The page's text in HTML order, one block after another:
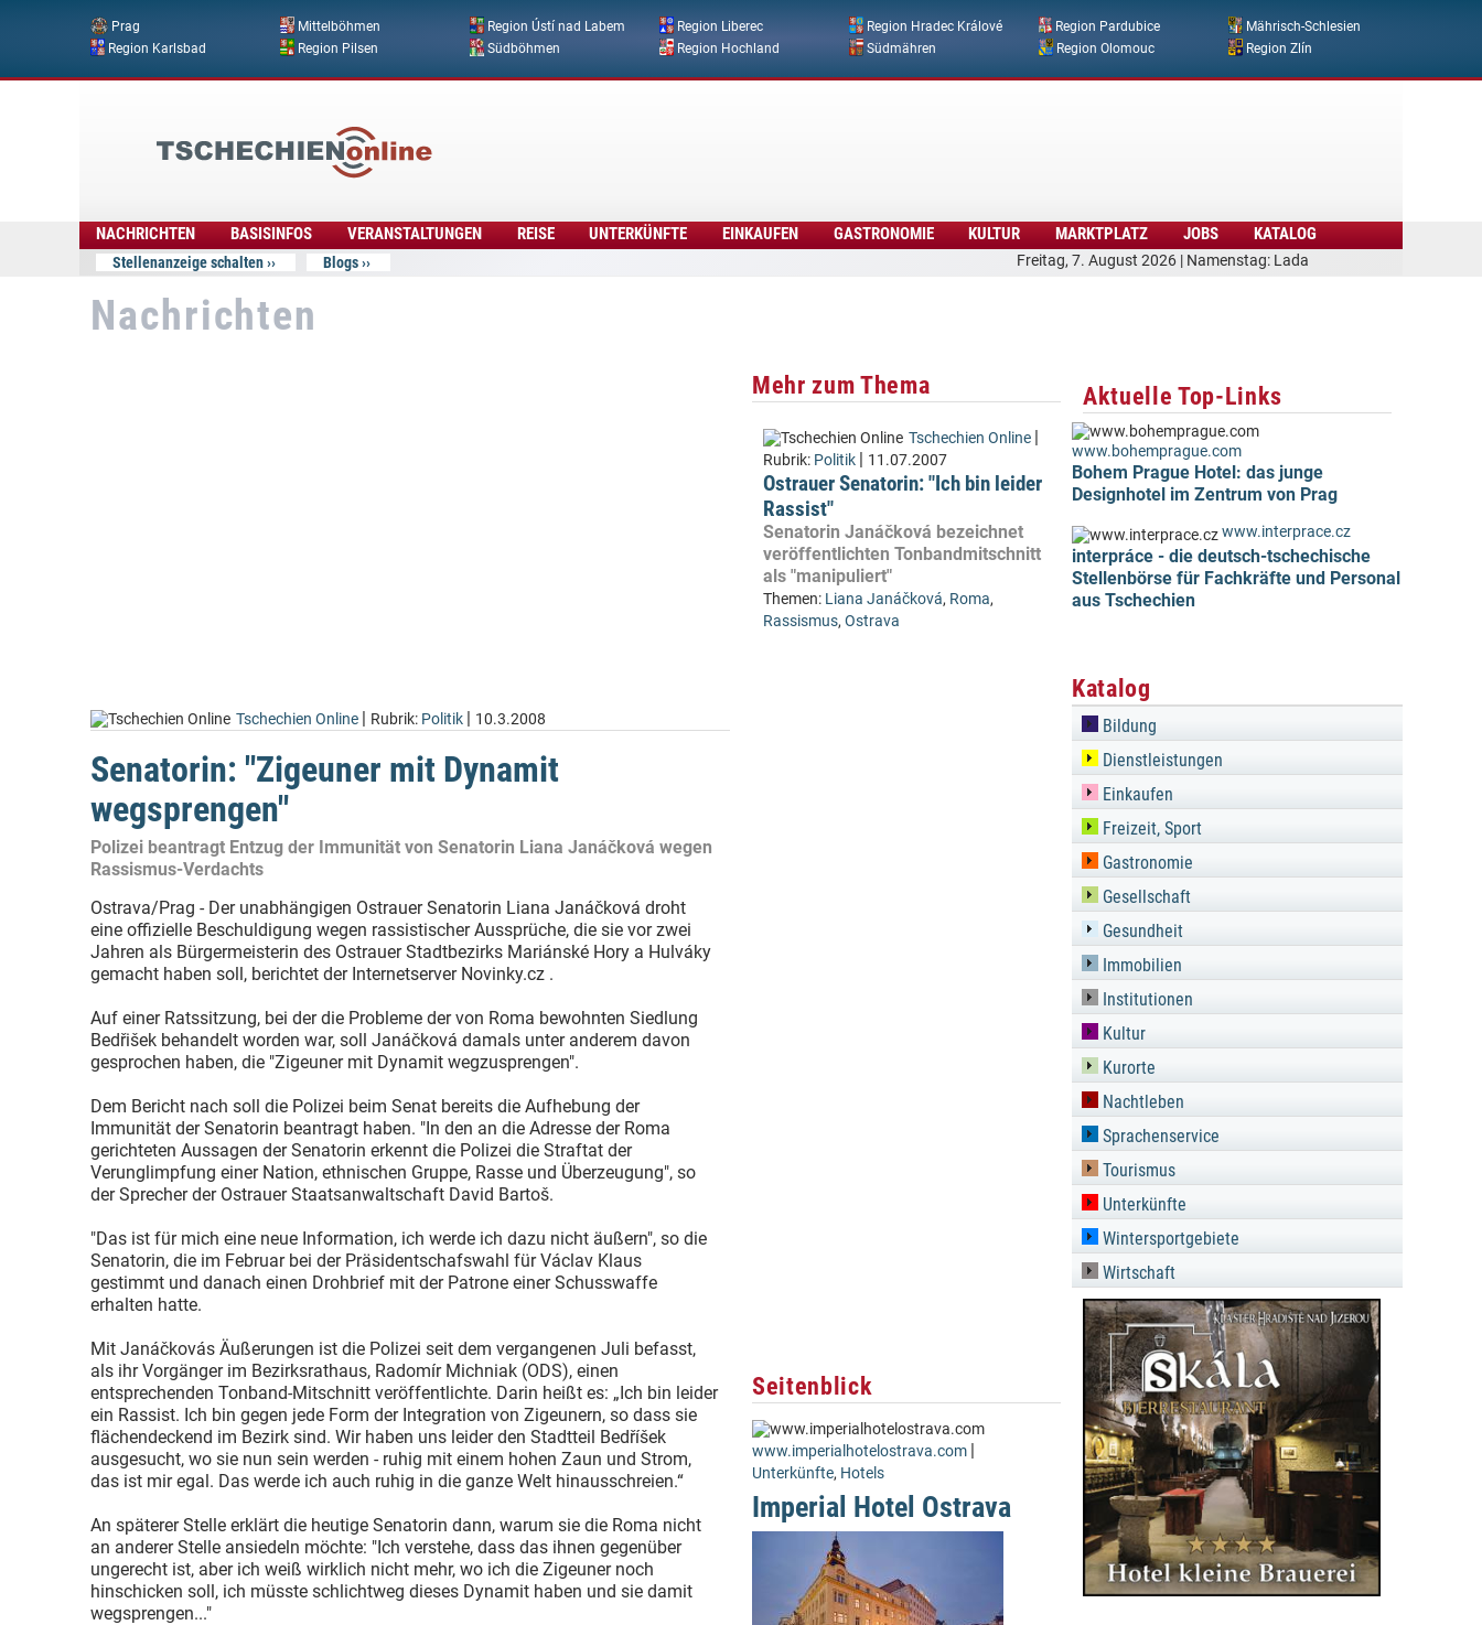
Direkt zum Inhalt
Prag Mittelböhmen Region Ústí nad Labem Region Liberec Region Hradec Králové Region Pardubice
Mährisch-Schlesien
Region Karlsbad
Region Pilsen Südböhmen Region Hochland Südmähren Region Olomouc Region Zlín
Freitag, 7. August 2026 | Namenstag: Lada
Online
NACHRICHTEN BASISINFOS VERANSTALTUNGEN REISE UNTERKÜNFTE EINKAUFEN GASTRONOMIE KULTUR MARKTPLATZ JOBS KATALOG
Stellenanzeige schalten Blogs
Nachrichten
Tschechien Online | Rubrik: Politik | 10.3.2008
Senatorin: "Zigeuner mit Dynamit
wegsprengen"
Polizei beantragt Entzug der Immunität von Senatorin Liana Janáčková wegen
Rassismus-Verdachts
Ostrava/Prag - Der unabhängigen Ostrauer Senatorin Liana Janáčková droht
eine offizielle Beschuldigung wegen rassistischer Aussprüche, die sie vor zwei
Jahren als Bürgermeisterin des Ostrauer Stadtbezirks Mariánské Hory a Hulváky
gemacht haben soll, berichtet der Internetserver Novinky.cz .
Auf einer Ratssitzung, bei der die Probleme der von Roma bewohnten Siedlung
Bedřišek behandelt worden war, soll Janáčková damals unter anderem davon
gesprochen haben, die "Zigeuner mit Dynamit wegzusprengen".
Dem Bericht nach soll die Polizei beim Senat bereits die Aufhebung der
Immunität der Senatorin beantragt haben. "In den an die Adresse der Roma
gerichteten Aussagen der Senatorin erkennt die Polizei die Straftat der
Verunglimpfung einer Nation, ethnischen Gruppe, Rasse und Überzeugung", so
der Sprecher der Ostrauer Staatsanwaltschaft David Bartoš.
"Das ist für mich eine neue Information, ich werde ich dazu nicht äußern", so die
Senatorin, die im Februar bei der Präsidentschafswahl für Václav Klaus
gestimmt und danach einen Drohbrief mit der Patrone einer Schusswaffe
erhalten hatte.
Mit Janáčkovás Äußerungen ist die Polizei seit dem vergangenen Juli befasst,
als ihr Vorgänger im Bezirksrathaus, Radomír Michniak (ODS), einen
entsprechenden Tonband-Mitschnitt veröffentlichte. Darin heißt es: „Ich bin leider
ein Rassist. Ich bin gegen jede Form der Integration von Zigeunern, so dass sie
flächendeckend im Bezirk sind. Wir haben uns leider den Stadtteil Bedříšek
ausgesucht, wo sie nun sein werden - ruhig mit einem hohen Zaun und Strom,
das ist mir egal. Das werde ich auch ruhig in die ganze Welt hinausschreien.“
An späterer Stelle erklärt die heutige Senatorin dann, warum sie die Roma nicht
an anderer Stelle ansiedeln möchte: "Ich verstehe, dass das ihnen gegenüber
ungerecht ist, aber ich weiß wirklich nicht mehr, wo ich die Zigeuner noch
hinschicken soll, ich müsste schlichtweg dieses Dynamit haben und sie damit
wegsprengen..."
Mehr zum Thema
Tschechien Online |
Rubrik: Politik | 11.07.2007
Ostrauer Senatorin: "Ich bin leider
Rassist"
Senatorin Janáčková bezeichnet
veröffentlichten Tonbandmitschnitt
als "manipuliert"
Themen: Liana Janáčková, Roma,
Rassismus, Ostrava
Seitenblick
www.imperialhotelostrava.com |
Unterkünfte, Hotels
Imperial Hotel Ostrava
Aktuelle Top-Links
www.bohemprague.com
Bohem Prague Hotel: das junge
Designhotel im Zentrum von Prag
www.interprace.cz
interpráce - die deutsch-tschechische
Stellenbörse für Fachkräfte und Personal
aus Tschechien
Katalog
Bildung
Dienstleistungen
Einkaufen
Freizeit, Sport
Gastronomie
Gesellschaft
Gesundheit
Immobilien
Institutionen
Kultur
Kurorte
Nachtleben
Sprachenservice
Tourismus
Unterkünfte
Wintersportgebiete
Wirtschaft